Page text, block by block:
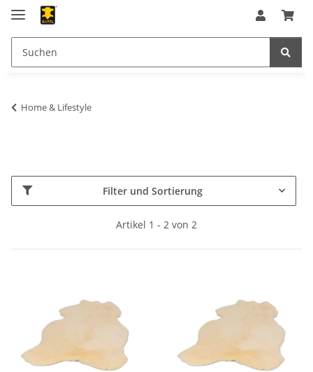
Home & Lifestyle
Filter und Sortierung
Artikel 1 - 2 von 2